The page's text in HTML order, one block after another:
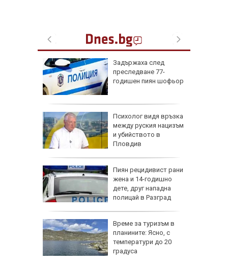
Задържаха след
преследване 77-
годишен пиян шофьор
Психолог видя връзка
между руския нацизъм
и убийството в
Пловдив
Пиян рецидивист рани
жена и 14-годишно
дете, друг нападна
полицай в Разград
Време за туризъм в
планините: Ясно, с
температури до 20
градуса